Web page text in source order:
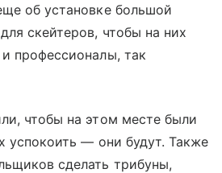
об установке большой
скейтеров, чтобы на них
профессионалы, так
чтобы на этом месте были
успокоить — они будут. Также
сделать трибуны,